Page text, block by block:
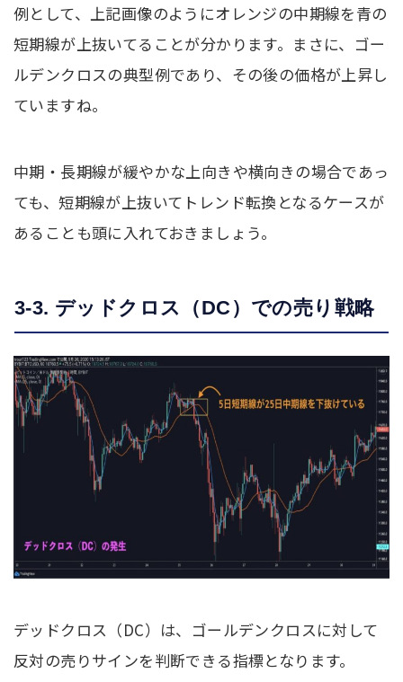
例として、上記画像のようにオレンジの中期線を青の
短期線が上抜いてることが分かります。まさに、ゴー
ルデンクロスの典型例であり、その後の価格が上昇し
ていますね。
中期・長期線が緩やかな上向きや横向きの場合であっ
ても、短期線が上抜いてトレンド転換となるケースが
あることも頭に入れておきましょう。
3-3. デッドクロス（DC）での売り戦略
デッドクロス（DC）は、ゴールデンクロスに対して
反対の売りサインを判断できる指標となります。